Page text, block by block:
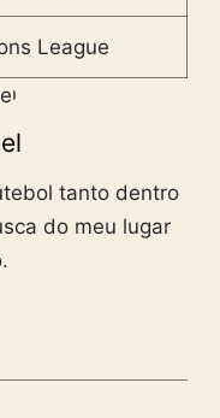
League
tanto dentro
do meu lugar